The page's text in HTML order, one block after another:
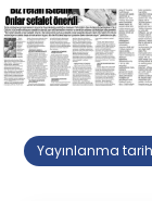
Yayınlanma